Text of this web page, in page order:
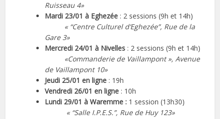
Ruisseau 4»
Mardi 23/01 à Eghezée : 2 sessions (9h et 14h)
« “Centre Culturel d’Eghezée”, Rue de la
Gare 3»
Mercredi 24/01 à Nivelles : 2 sessions (9h et 14h)
«Commanderie de Vaillampont », Avenue
de Vaillampont 10»
Jeudi 25/01 en ligne : 19h
Vendredi 26/01 en ligne : 10h
Lundi 29/01 à Waremme : 1 session (13h30)
« “Salle I.P.E.S.”, Rue de Huy 123»